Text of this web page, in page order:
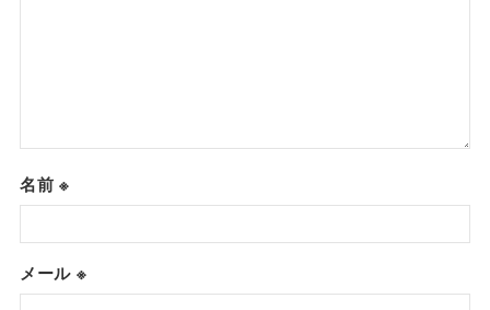
名前※
メール ※